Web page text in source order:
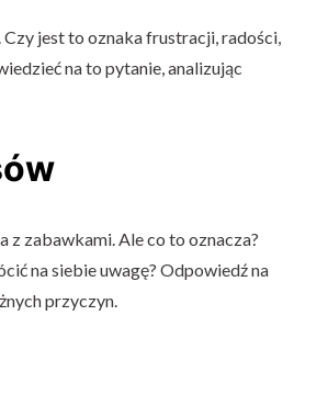
jest to oznaka frustracji, radości,
na to pytanie, analizując
z zabawkami. Ale co to oznacza?
na siebie uwagę? Odpowiedź na
przyczyn.